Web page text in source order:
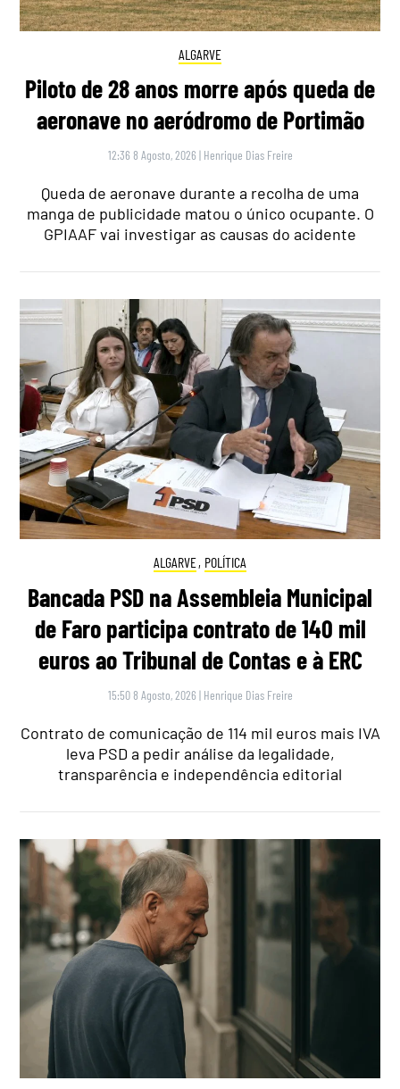
ALGARVE
Piloto de 28 anos morre após queda de
aeronave no aeródromo de Portimão
12:36 8 Agosto, 2026 | Henrique Dias Freire
Queda de aeronave durante a recolha de uma
manga de publicidade matou o único ocupante. O
GPIAAF vai investigar as causas do acidente
ALGARVE, POLÍTICA
Bancada PSD na Assembleia Municipal
de Faro participa contrato de 140 mil
euros ao Tribunal de Contas e à ERC
15:50 8 Agosto, 2026 | Henrique Dias Freire
Contrato de comunicação de 114 mil euros mais IVA
leva PSD a pedir análise da legalidade,
transparência e independência editorial